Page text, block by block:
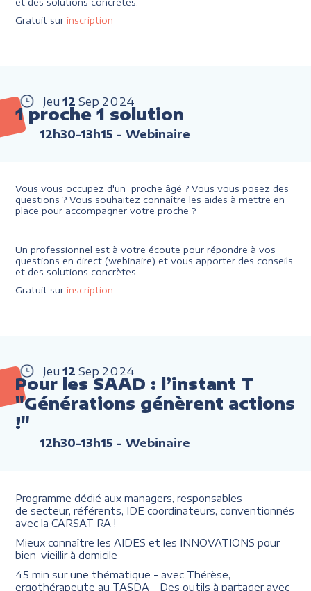
et des solutions concrètes.
Gratuit sur inscription
Jeu 12 Sep 2024
1 proche 1 solution
12h30-13h15 - Webinaire
Vous vous occupez d'un proche âgé ? Vous vous posez des
questions ? Vous souhaitez connaître les aides à mettre en
place pour accompagner votre proche ?
Un professionnel est à votre écoute pour répondre à vos
questions en direct (webinaire) et vous apporter des conseils
et des solutions concrètes.
Gratuit sur inscription
Jeu 12 Sep 2024
Pour les SAAD : l’instant T
"Générations génèrent actions
!"
12h30-13h15 - Webinaire
Programme dédié aux managers, responsables
de secteur, référents, IDE coordinateurs, conventionnés
avec la CARSAT RA !
Mieux connaître les AIDES et les INNOVATIONS pour
bien-vieillir à domicile
45 min sur une thématique - avec Thérèse,
ergothérapeute au TASDA - Des outils à partager avec